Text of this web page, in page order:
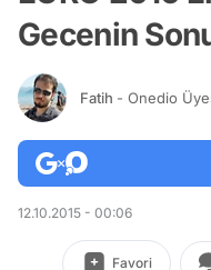
Gecenin
Fatih - Onedio
12.10.2015 - 00:06
Favori